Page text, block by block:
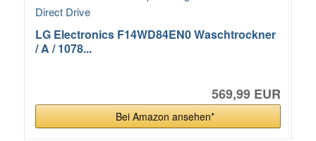
LG Electronics F14WD84EN0 Waschtrockner
/ A / 1078...
569,99 EUR
Bei Amazon ansehen*